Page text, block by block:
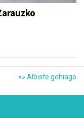
»» Albiste gehiago